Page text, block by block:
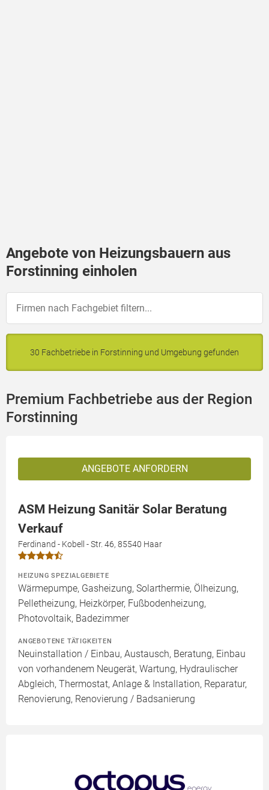
Angebote von Heizungsbauern aus
Forstinning einholen
30 Fachbetriebe in Forstinning und Umgebung gefunden
Premium Fachbetriebe aus der Region
Forstinning
ANGEBOTE ANFORDERN
ASM Heizung Sanitär Solar Beratung
Verkauf
Ferdinand - Kobell - Str. 46, 85540 Haar
HEIZUNG SPEZIALGEBIETE
Wärmepumpe, Gasheizung, Solarthermie, Ölheizung,
Pelletheizung, Heizkörper, Fußbodenheizung,
Photovoltaik, Badezimmer
ANGEBOTENE TÄTIGKEITEN
Neuinstallation / Einbau, Austausch, Beratung, Einbau
von vorhandenem Neugerät, Wartung, Hydraulischer
Abgleich, Thermostat, Anlage & Installation, Reparatur,
Renovierung, Renovierung / Badsanierung